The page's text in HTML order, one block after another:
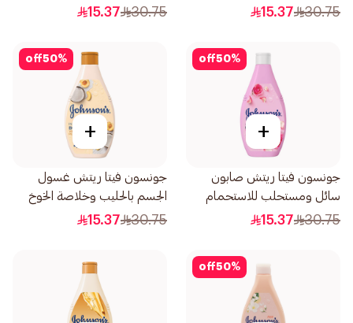
الكاكاو غني 400مل
30.75
15.37
الطبيعي والشوفان 400مل
30.75
15.37
50%
off
+
جونسون فيتا ريتش صابون
سائل ومستحلب للاستحمام
بنسيم ماء الورد 400مل
30.75
15.37
50%
off
+
جونسون فيتا ريتش غسول
الجسم بالحليب وخلاصة الخوخ
وجوز الهند 400مل
30.75
15.37
50%
off